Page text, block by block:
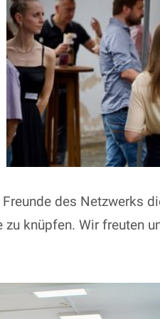
des Netzwerks
knüpfen. Wir freuten